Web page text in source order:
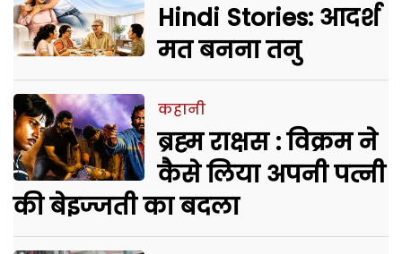
Hindi Stories: आदर्श
मत बनना तनु
कहानी
ब्रह्म राक्षस : विक्रम ने
कैसे लिया अपनी पत्नी
की बेइज्जती का बदला